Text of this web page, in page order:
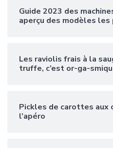
Guide 2023 des
aperçu des modèles
Les raviolis frais à la
truffe, c’est or-ga-
Pickles de carottes aux
l’apéro